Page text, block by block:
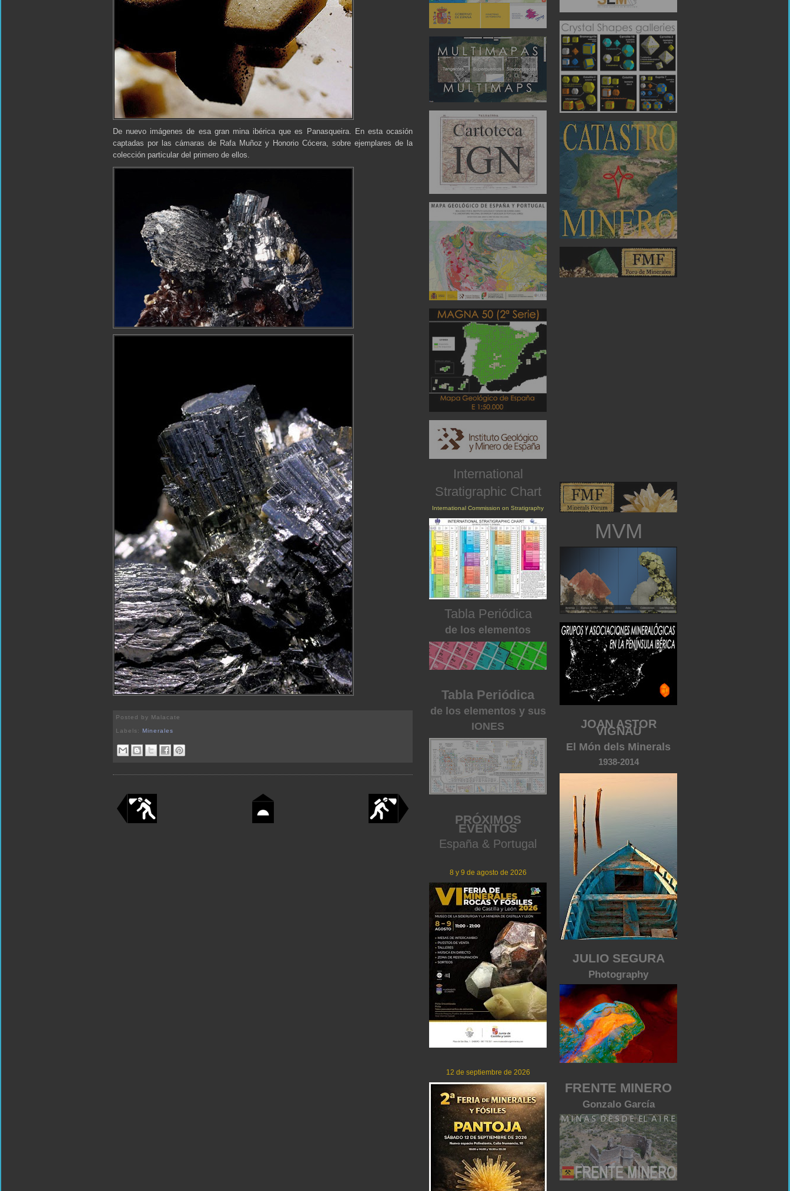
MVM
JOAN ASTOR
VIGNAU
El Món dels Minerals
1938-2014
JULIO SEGURA
Photography
FRENTE MINERO
Gonzalo García
De nuevo imágenes de esa gran mina ibérica que es Panasqueira. En esta ocasión
captadas por las cámaras de Rafa Muñoz y Honorio Cócera, sobre ejemplares de la
colección particular del primero de ellos.
Posted by Malacate
Labels:Minerales
International
Stratigraphic Chart
International Commission on Stratigraphy
Tabla Periódica
de los elementos
Tabla Periódica
de los elementos y sus
IONES
PRÓXIMOS
EVENTOS
España & Portugal
8 y 9 de agosto de 2026
12 de septiembre de 2026